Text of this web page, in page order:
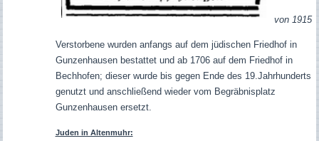
von 1915
Verstorbene wurden anfangs auf dem jüdischen Friedhof in
Gunzenhausen bestattet und ab 1706 auf dem Friedhof in
Bechhofen; dieser wurde bis gegen Ende des 19.Jahrhunderts
genutzt und anschließend wieder vom Begräbnisplatz
Gunzenhausen ersetzt.
Juden in Altenmuhr: